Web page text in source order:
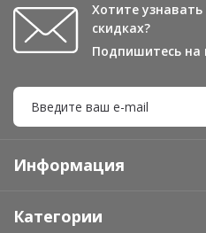
Хотите
скидках?
Подпишитесь на
Информация
Категории